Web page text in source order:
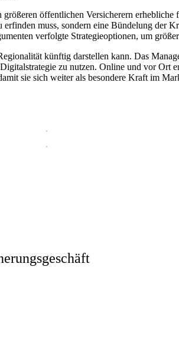
öffentlichen Versicherern
muss, sondern eine Bündelung der
verfolgte Strategieoptionen, um
künftig darstellen kann. Das
zu nutzen. Online und vor Ort
sie sich weiter als besondere Kraft im